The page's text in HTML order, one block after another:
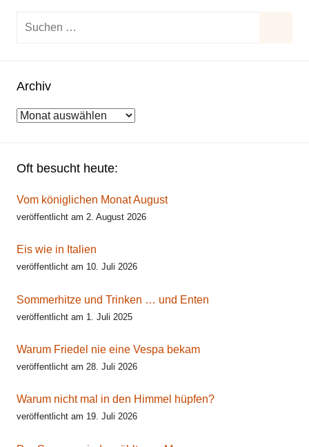
Suchen
Archiv
Archiv
Oft besucht heute:
Vom königlichen Monat August
veröffentlicht am 2. August 2026
Eis wie in Italien
veröffentlicht am 10. Juli 2026
Sommerhitze und Trinken … und Enten
veröffentlicht am 1. Juli 2025
Warum Friedel nie eine Vespa bekam
veröffentlicht am 28. Juli 2026
Warum nicht mal in den Himmel hüpfen?
veröffentlicht am 19. Juli 2026